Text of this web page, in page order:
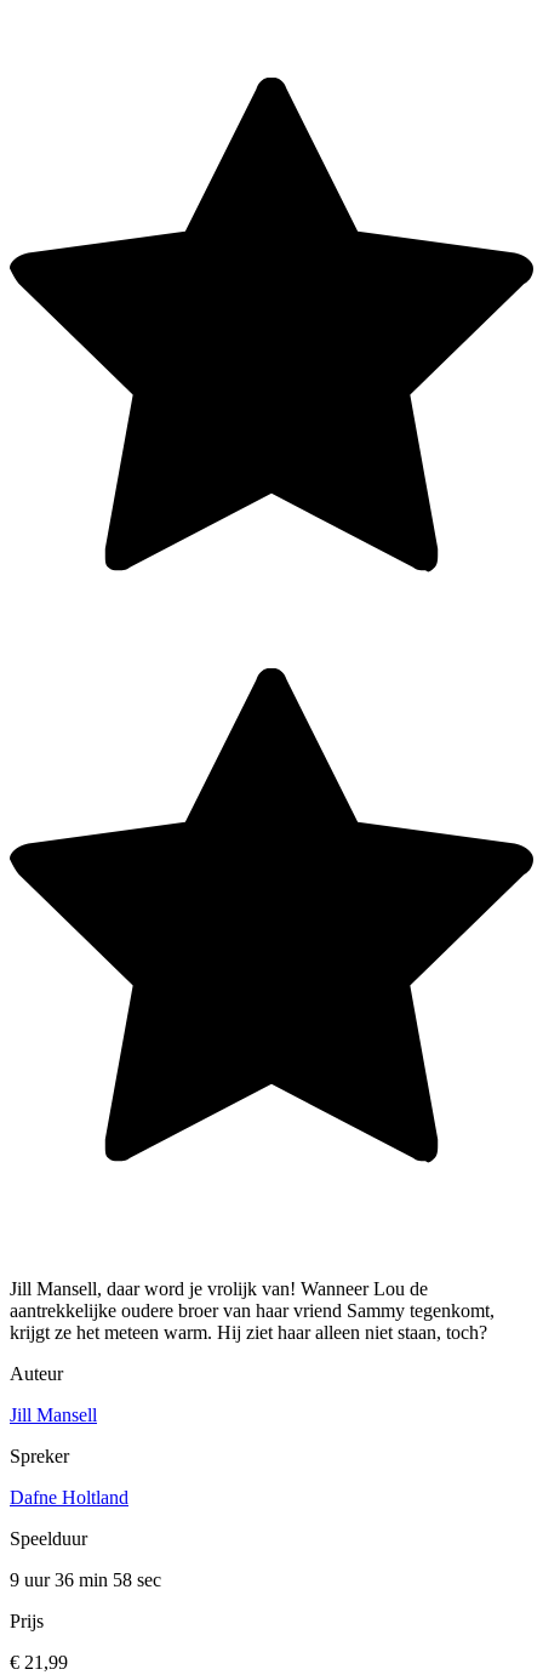
Jill Mansell, daar word je vrolijk van! Wanneer Lou de
aantrekkelijke oudere broer van haar vriend Sammy tegenkomt,
krijgt ze het meteen warm. Hij ziet haar alleen niet staan, toch?
Auteur
Jill Mansell
Spreker
Dafne Holtland
Speelduur
9 uur 36 min 58 sec
Prijs
€ 21,99